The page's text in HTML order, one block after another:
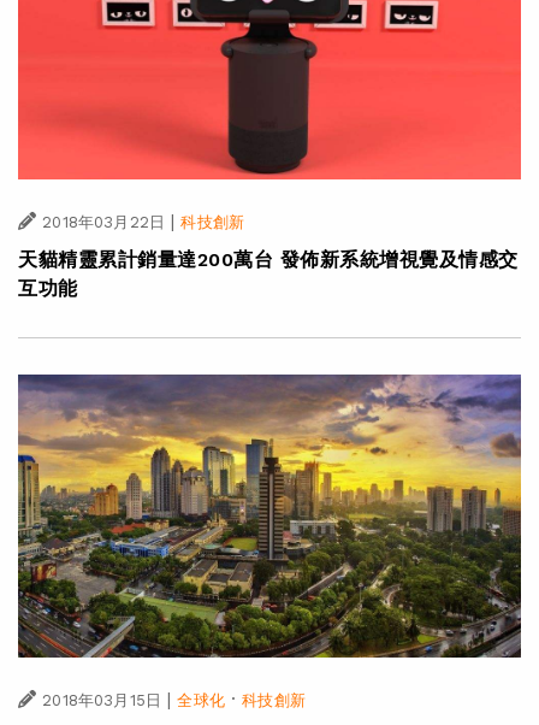
2018年03月22日 | 科技創新
天貓精靈累計銷量達200萬台 發佈新系統增視覺及情感交
互功能
2018年03月15日 | 全球化·科技創新